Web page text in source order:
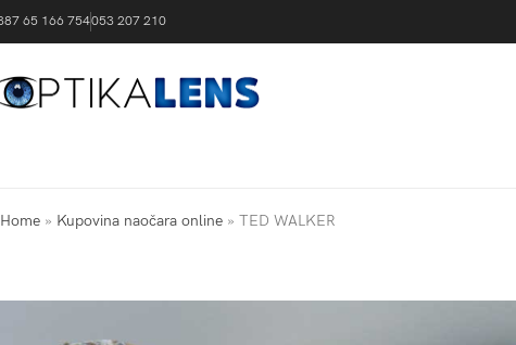
65 166 754053 207 210
Home » Kupovina naočara online » TED WALKER